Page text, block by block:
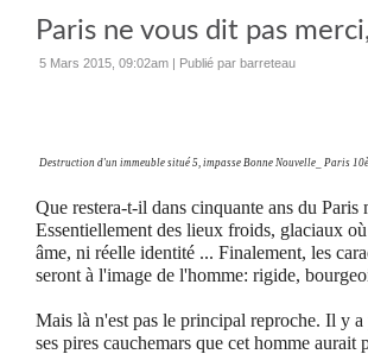
Paris ne vous dit pas
5 Mars 2015, 09:02am | Publié par barreteau
Destruction d'un immeuble situé 5, impasse Bonne Nouvelle_ Paris
Que restera-t-il dans cinquante ans du
Essentiellement des lieux froids, glaciaux
âme, ni réelle identité ... Finalement, les
seront à l'image de l'homme: rigide,
Mais là n'est pas le principal reproche. Il y
ses pires cauchemars que cet homme